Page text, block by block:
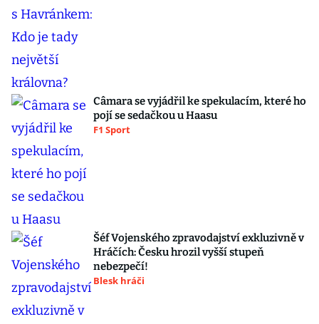
Câmara se vyjádřil ke spekulacím, které ho
pojí se sedačkou u Haasu
F1 Sport
Šéf Vojenského zpravodajství exkluzivně v
Hráčích: Česku hrozil vyšší stupeň
nebezpečí!
Blesk hráči